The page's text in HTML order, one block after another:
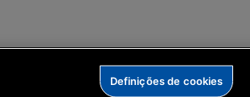
Definições de cookies